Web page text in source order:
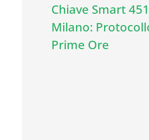
Chiave Smart
Milano:
Prime Ore